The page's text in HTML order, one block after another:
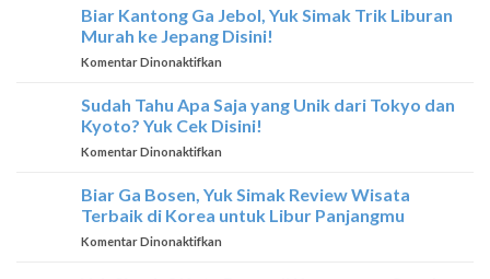
Terbaik
Di
Destinasi
Terbaik
Dimiliki
Oleh
Biar Kantong Ga Jebol, Yuk Simak Trik Liburan
Murah ke Jepang Disini!
Komentar Dinonaktifkan
Kantong
Ga
Jebol,
Trik
Liburan
Sudah Tahu Apa Saja yang Unik dari Tokyo dan
Kyoto? Yuk Cek Disini!
Komentar Dinonaktifkan
Tahu
Saja
Biar Ga Bosen, Yuk Simak Review Wisata
Terbaik di Korea untuk Libur Panjangmu
Komentar Dinonaktifkan